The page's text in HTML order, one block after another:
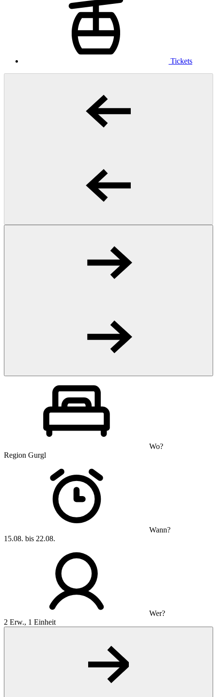
Tickets
Wo?
Region Gurgl
Wann?
15.08. bis 22.08.
Wer?
2 Erw., 1 Einheit